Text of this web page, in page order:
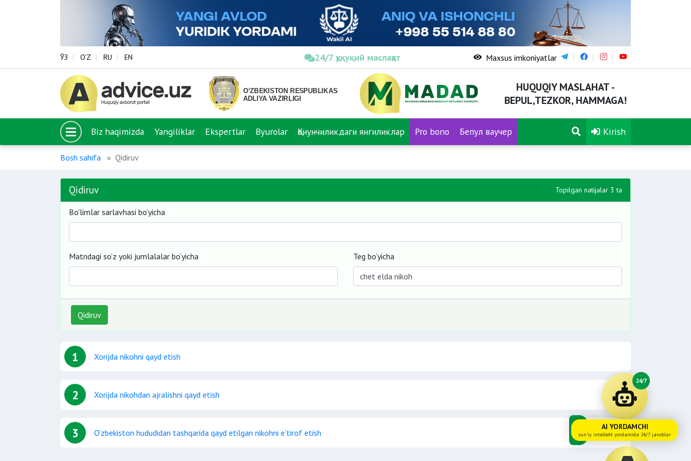
ЎЗ O‘Z RU EN 24/7 ҳуқуқий маслаҳат Maxsus imkoniyatlar
HUQUQIY MASLAHAT -
BEPUL,TEZKOR, HAMMAGA!
Biz haqimizda Yangiliklar Ekspertlar Byurolar Қонунчиликдаги янгиликлар Pro bono Бепул ваучер Kirish
Bosh sahifa Qidiruv
Qidiruv Topilgan natijalar 3 ta
Bo'limlar sarlavhasi bo’yicha
Matndagi so‘z yoki jumlalalar bo‘yicha Teg bo‘yicha
Qidiruv
1 Xorijda nikohni qayd etish
2 Xorijda nikohdan ajralishni qayd etish
3 O‘zbekiston hududidan tashqarida qayd etilgan nikohni e’tirof etish
24/7
AI YORDAMCHI
sun'iy intellekt yordamida 24/7 javoblar